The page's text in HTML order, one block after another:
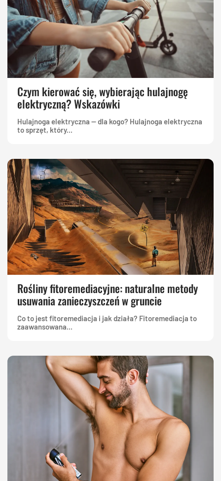
Czym kierować się, wybierając hulajnogę
elektryczną? Wskazówki
Hulajnoga elektryczna — dla kogo? Hulajnoga elektryczna
to sprzęt, który...
Rośliny fitoremediacyjne: naturalne metody
usuwania zanieczyszczeń w gruncie
Co to jest fitoremediacja i jak działa? Fitoremediacja to
zaawansowana...